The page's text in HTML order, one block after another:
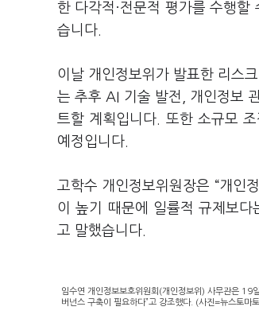
한 다각적·전문적 평가를 수행
습니다
이날 개인정보위가 발표한 리스
는 추후 AI 기술 발전 개인정보
트할 계획입니다
또한 소규모 조
예정입니다
고학수 개인정보위원장은 “개인
이 높기 때문에 일률적 규제보다
고 말했습니다
임수연 개인정보보호위원회(개인정보위) 사무관은 19
버넌스 구축이 필요하다”고 강조했다. (사진=뉴스토마